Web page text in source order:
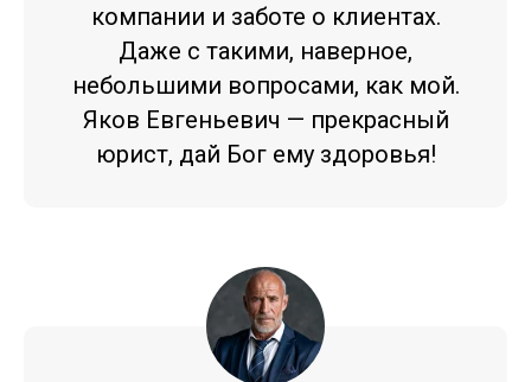
компании и заботе о клиентах.
Даже с такими, наверное,
небольшими вопросами, как мой.
Яков Евгеньевич — прекрасный
юрист, дай Бог ему здоровья!